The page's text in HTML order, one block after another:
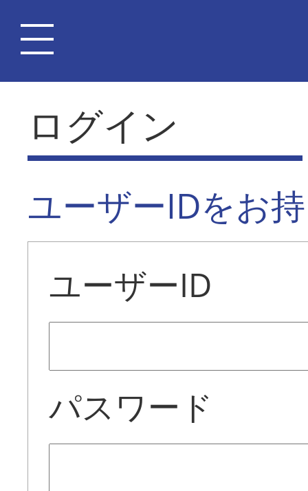
ログイン
ユーザーIDをお
ユーザーID
パスワード